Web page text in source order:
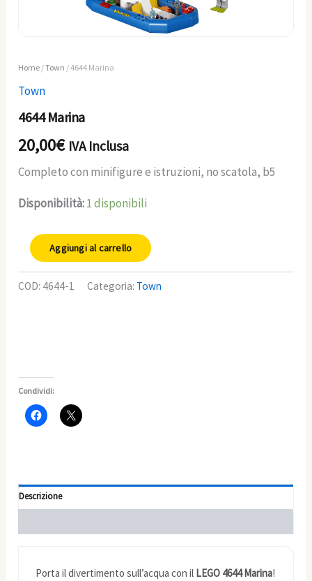
Home /Town / 4644 Marina
Town
4644 Marina
20,00€ IVA Inclusa
Completo con minifigure e istruzioni, no scatola, b5
Disponibilità:1 disponibili
Aggiungi al carrello
COD: 4644-1 Categoria: Town
Condividi:
Descrizione
Porta il divertimento sull’acqua con il LEGO 4644 Marina!